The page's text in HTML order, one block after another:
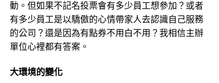
動。但如果不記名投票會有多少員工想參加？或者
有多少員工是以驕傲的心情帶家人去認識自己服務
的公司？還是因為有點券不用白不用？我相信主辦
單位心裡都有答案。
大環境的變化